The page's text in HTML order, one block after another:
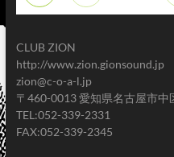
CLUB ZION
http://www.zion.gionsound.jp
zion@c-o-a-l.jp
〒460-0013 愛知県名古屋市
TEL:052-339-2331
FAX:052-339-2345